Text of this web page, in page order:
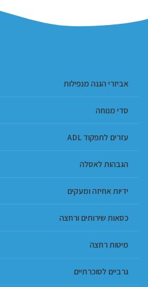
אביזרי הגנה מנפילות
סדי מנוחה
עזרים לתפקוד ADL
הגבהות לאסלה
ידיות אחיזה ומעקים
כסאות שירותים ורחצה
מיטות רחצה
גרביים לסוכרתיים